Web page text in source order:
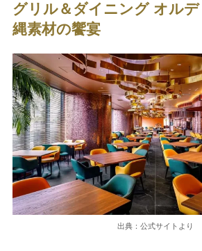
グリル＆ダイニング オル
縄素材の饗宴
出典：公式サイトより